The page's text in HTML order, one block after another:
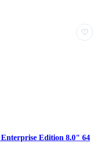
♡
Edition 8.0" 64